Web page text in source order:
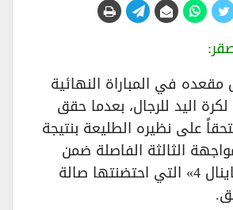
في المباراة النهائية
اليد للرجال، بعدما حقق
على نظيره الطليعة بنتيجة
الثالثة الفاصلة ضمن
منافسات الـ «فاينال 4» التي احتضنتها صالة